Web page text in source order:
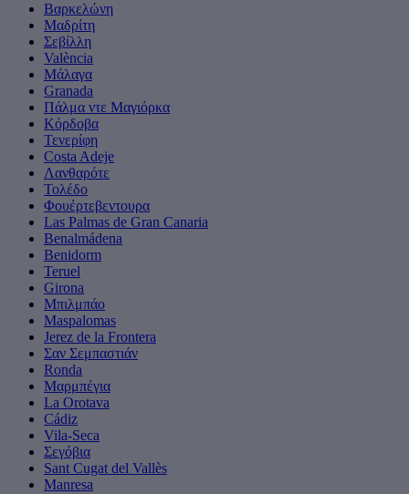
Βαρκελώνη
Μαδρίτη
Σεβίλλη
València
Μάλαγα
Granada
Πάλμα ντε Μαγιόρκα
Κόρδοβα
Τενερίφη
Costa Adeje
Λανθαρότε
Τολέδο
Φουέρτεβεντουρα
Las Palmas de Gran Canaria
Benalmádena
Benidorm
Teruel
Girona
Μπιλμπάο
Maspalomas
Jerez de la Frontera
Σαν Σεμπαστιάν
Ronda
Μαρμπέγια
La Orotava
Cádiz
Vila-Seca
Σεγόβια
Sant Cugat del Vallès
Manresa